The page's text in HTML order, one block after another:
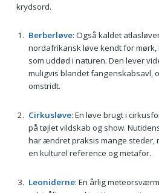
krydsord.
Berberløve: Også kaldet
nordafrikansk løve kendt for
som uddød i naturen. Den lever
muligvis blandet fangenskabsavl,
omstridt.
Cirkusløve: En løve brugt i
på tøjlet vildskab og show.
har ændret praksis mange steder,
en kulturel reference og metafor.
Leoniderne: En årlig